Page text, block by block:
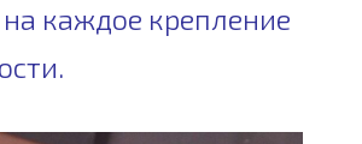
каждое крепление